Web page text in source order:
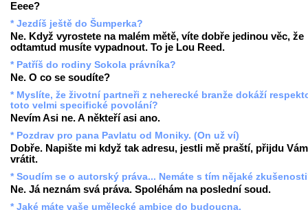
Eeee?
* Jezdíš ještě do Šumperka?
Ne. Když vyrostete na malém mětě, víte dobře jedinou věc, že
odtamtud musíte vypadnout. To je Lou Reed.
* Patříš do rodiny Sokola právníka?
Ne. O co se soudíte?
* Myslíte, že životní partneři z neherecké branže dokáží
toto velmi specifické povolání?
Nevím Asi ne. A někteří asi ano.
* Pozdrav pro pana Pavlatu od Moniky. (On už ví)
Dobře. Napište mi když tak adresu, jestli mě praští, přijdu
vrátit.
* Soudím se o autorský práva... Nemáte s tím nějaké
Ne. Já neznám svá práva. Spoléhám na poslední soud.
* Jaké máte vaše umělecké ambice do budoucna.